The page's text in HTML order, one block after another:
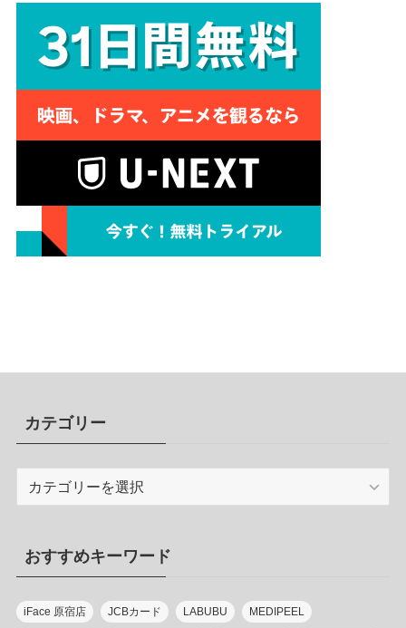
カテゴリー
リ
ー
おすすめキーワード
iFace 原宿店 JCBカード LABUBU MEDIPEEL